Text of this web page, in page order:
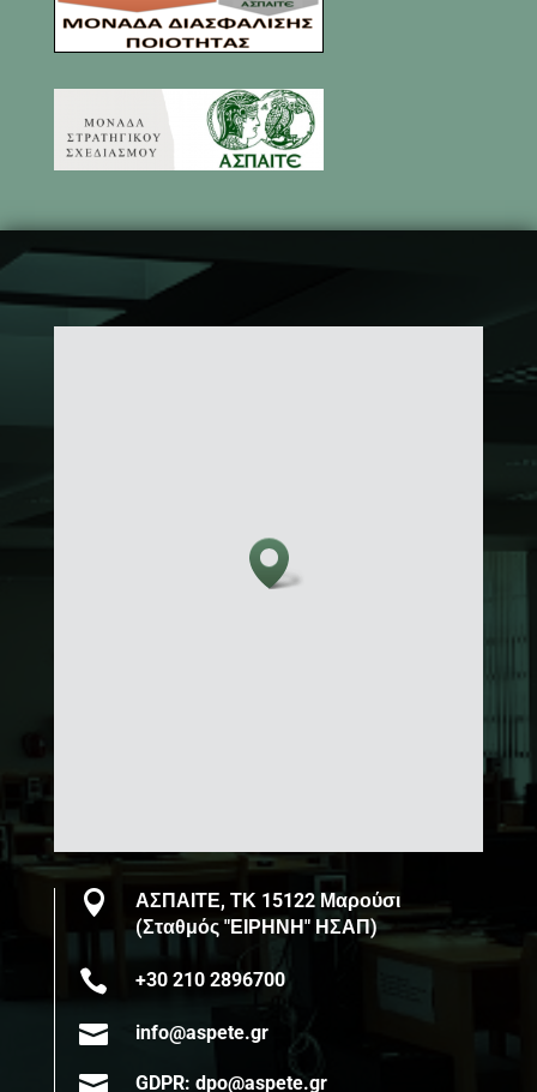

ΑΣΠΑΙΤΕ, ΤΚ 15122 Μαρούσι
(Σταθμός "ΕΙΡΗΝΗ" ΗΣΑΠ)
 +30 210 2896700
 info@aspete.gr
 GDPR: dpo@aspete.gr